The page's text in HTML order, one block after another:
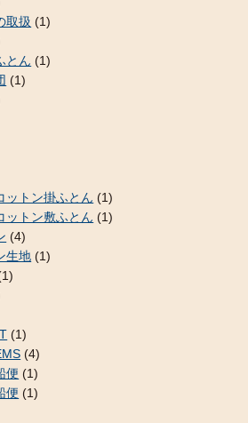
取扱 (1)
とん (1)
(1)
ットン掛ふとん (1)
ットン敷ふとん (1)
(4)
生地 (1)
(1)
(4)
便 (1)
便 (1)